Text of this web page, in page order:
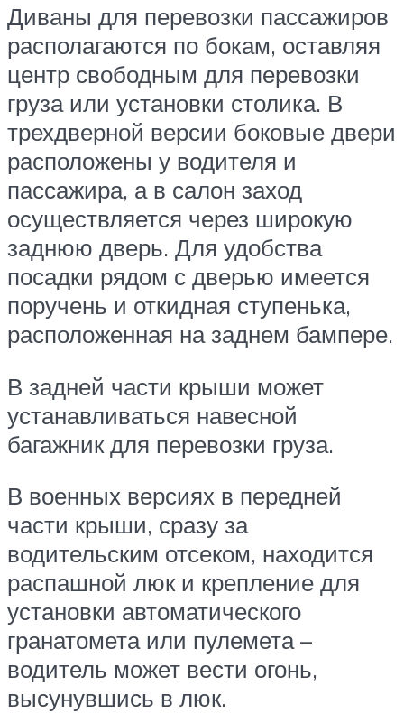
Диваны для перевозки пассажиров
располагаются по бокам, оставляя
центр свободным для перевозки
груза или установки столика. В
трехдверной версии боковые двери
расположены у водителя и
пассажира, а в салон заход
осуществляется через широкую
заднюю дверь. Для удобства
посадки рядом с дверью имеется
поручень и откидная ступенька,
расположенная на заднем бампере.
В задней части крыши может
устанавливаться навесной
багажник для перевозки груза.
В военных версиях в передней
части крыши, сразу за
водительским отсеком, находится
распашной люк и крепление для
установки автоматического
гранатомета или пулемета –
водитель может вести огонь,
высунувшись в люк.